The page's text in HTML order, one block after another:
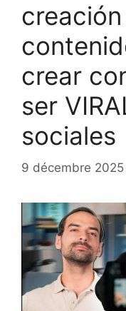
crear
ser
sociales
9 décembre 2025